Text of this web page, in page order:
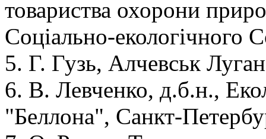
товариства охорони
Соціально-екологічного
5. Г. Гузь, Алчевськ
6. В. Левченко, д.б.н.,
"Беллона", Санкт-